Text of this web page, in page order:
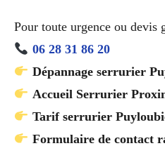
Pour toute urgence ou devis
06 28 31 86 20
Dépannage serrurier
Accueil Serrurier
Tarif serrurier
Formulaire de contact